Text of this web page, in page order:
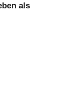
als